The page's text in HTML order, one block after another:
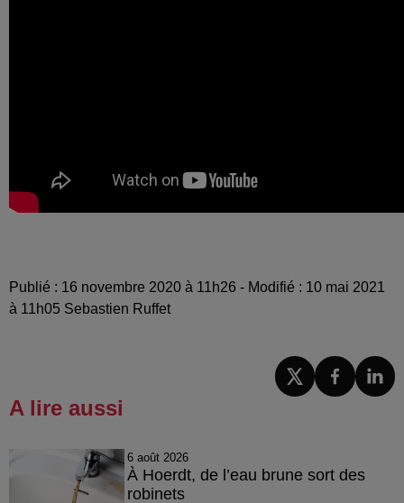
Publié : 16 novembre 2020 à 11h26 - Modifié : 10 mai 2021
à 11h05 Sebastien Ruffet
A lire aussi
6 août 2026
À Hoerdt, de l’eau brune sort des
robinets